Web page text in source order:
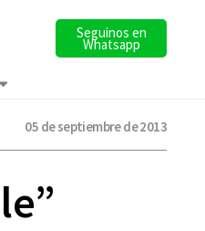
Seguinos en
Whatsapp
05 de septiembre de 2013